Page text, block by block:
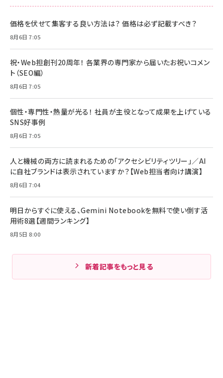
価格を伏せて集客する良い方法は？ 価格は必ず記載すべき？
8月6日 7:05
祝・Web担創刊20周年！ 各業界の専門家から届いたお祝いコメン
ト（SEO編）
8月6日 7:05
個性・専門性・熱量が光る！ 社員が主役となって成果を上げている
SNS好事例
8月6日 7:05
人と機械の両方に読まれるための「アクセシビリティツリー」／AI
に自社ブランドは表示されていますか？【Web担当者向け講演】
8月6日 7:04
明日からすぐに使える、Gemini Notebookを無料で使い倒す活
用術8選【週間ランキング】
8月5日 8:00
新着記事をもっと見る